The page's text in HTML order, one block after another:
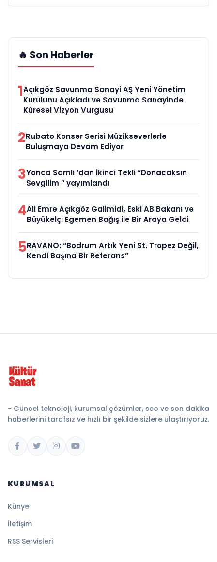
🔥 Son Haberler
1Açıkgöz Savunma Sanayi AŞ Yeni Yönetim
Kurulunu Açıkladı ve Savunma Sanayinde
Küresel Vizyon Vurgusu
2Rubato Konser Serisi Müzikseverlerle
Buluşmaya Devam Ediyor
3Yonca Samlı ‘dan İkinci Tekli “Donacaksın
Sevgilim “ yayımlandı
4Ali Emre Açıkgöz Galimidi, Eski AB Bakanı ve
Büyükelçi Egemen Bağış ile Bir Araya Geldi
5RAVANO: “Bodrum Artık Yeni St. Tropez Değil,
Kendi Başına Bir Referans”
- Güncel teknoloji, kurumsal çözümler, seo ve son dakika
haberlerini tarafsız ve hızlı bir şekilde sizlere ulaştırıyoruz.
KURUMSAL
Künye
İletişim
RSS Servisleri